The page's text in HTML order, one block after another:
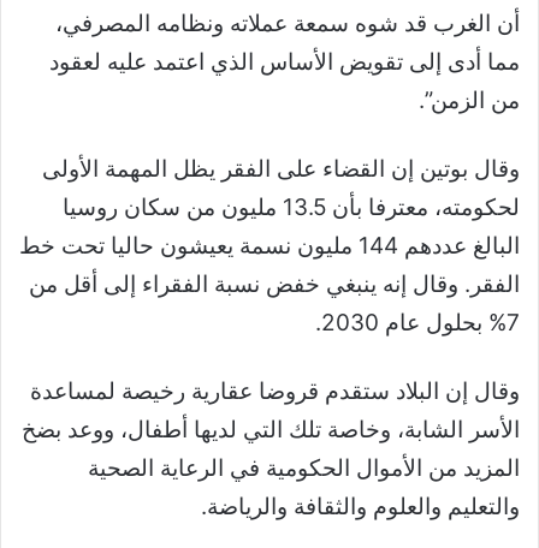
أن الغرب قد شوه سمعة عملاته ونظامه المصرفي،
مما أدى إلى تقويض الأساس الذي اعتمد عليه لعقود
من الزمن”.
وقال بوتين إن القضاء على الفقر يظل المهمة الأولى
لحكومته، معترفا بأن 13.5 مليون من سكان روسيا
البالغ عددهم 144 مليون نسمة يعيشون حاليا تحت خط
الفقر. وقال إنه ينبغي خفض نسبة الفقراء إلى أقل من
7% بحلول عام 2030.
وقال إن البلاد ستقدم قروضا عقارية رخيصة لمساعدة
الأسر الشابة، وخاصة تلك التي لديها أطفال، ووعد بضخ
المزيد من الأموال الحكومية في الرعاية الصحية
والتعليم والعلوم والثقافة والرياضة.